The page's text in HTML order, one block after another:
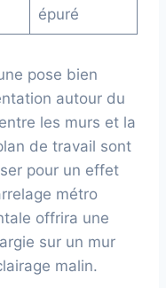
épuré
pose bien
autour du
les murs et la
de travail sont
pour un effet
métro
offrira une
sur un mur
malin.